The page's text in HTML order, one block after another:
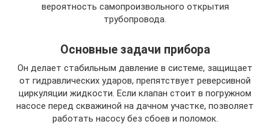
вероятность самопроизвольного открытия
трубопровода.
Основные задачи прибора
Он делает стабильным давление в системе, защищает
от гидравлических ударов, препятствует реверсивной
циркуляции жидкости. Если клапан стоит в погружном
насосе перед скважиной на дачном участке, позволяет
работать насосу без сбоев и поломок.